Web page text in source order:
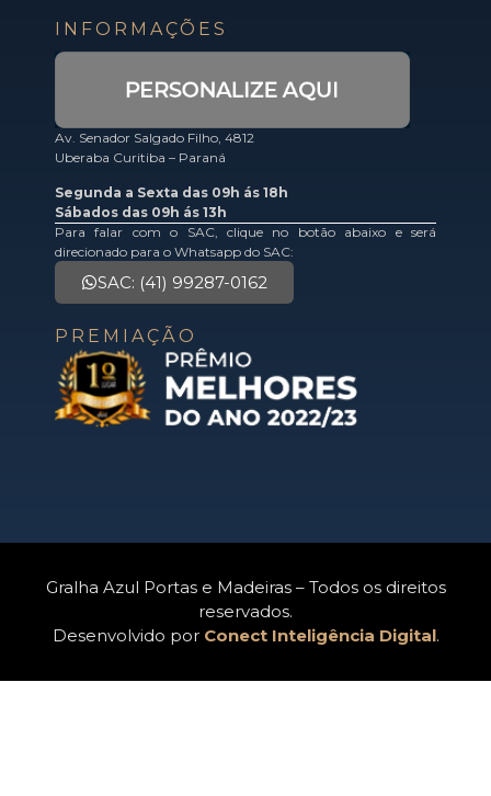
INFORMAÇÕES
Av. Senador Salgado Filho, 4812
Uberaba Curitiba – Paraná
Segunda a Sexta das 09h ás 18h
Sábados das 09h ás 13h
Para falar com o SAC, clique no botão abaixo e será
direcionado para o Whatsapp do SAC:
SAC: (41) 99287-0162
PREMIAÇÃO
Gralha Azul Portas e Madeiras – Todos os direitos
reservados.
Desenvolvido por Conect Inteligência Digital.